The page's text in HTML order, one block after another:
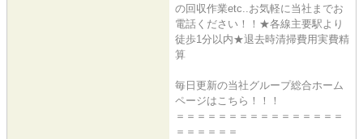
の回収作業etc..お気軽に当社までお
電話ください！！★各線主要駅より
徒歩1分以内★退去時清掃費用実費精
算
毎日更新の当社グループ総合ホーム
ページはこちら！！！
＝＝＝＝＝＝＝＝＝＝＝＝＝＝＝＝
＝＝＝＝＝＝